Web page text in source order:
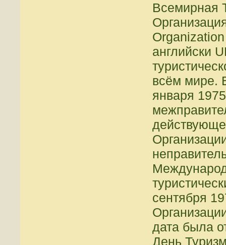
Всемирная
английски
всём мире.
января
сентября
дата была
День